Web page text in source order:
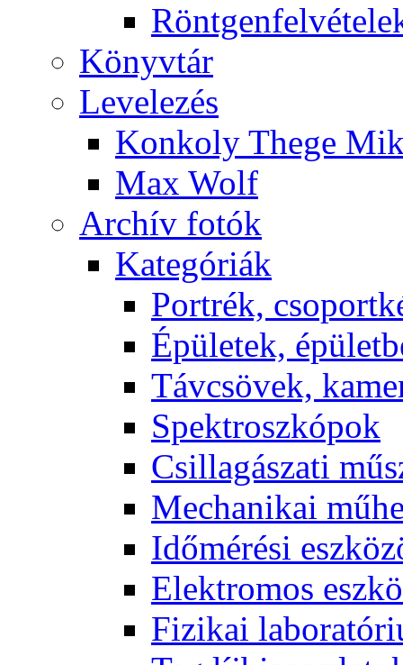
Könyv­tár
Le­ve­le­zés
Kon­koly The­ge
Max Wolf
Ar­chív fo­tók
Ka­te­gó­ri­ák
Port­rék,
Épü­le­tek,
Táv­csö­vek,
Spekt­rosz­kó­pok
Csil­la­gá­sza­ti
Me­cha­ni­kai
Idő­mé­ré­si
Elekt­ro­mos
Fi­zi­kai